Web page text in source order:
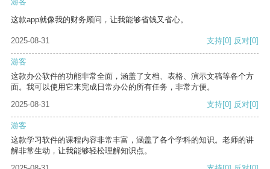
这款app就像我的财务顾问，让我能够省钱又省心。
2025-08-31 支持[0] 反对[0]
游客
这款办公软件的功能非常全面，涵盖了文档、表格、演示文稿等各个方
面。我可以使用它来完成日常办公的所有任务，非常方便。
2025-08-31
支持[0] 反对[0]
游客
这款学习软件的课程内容非常丰富，涵盖了各个学科的知识。老师的讲
解非常生动，让我能够轻松理解知识点。